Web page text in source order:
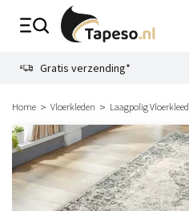
Gratis verzending*
Home Vloerkleden Laagpolig Vloerkleed